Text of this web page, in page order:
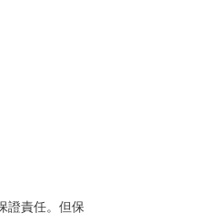
證責任。但保